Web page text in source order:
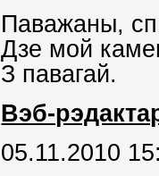
Паважаны,
Дзе мой
З павагай.
Вэб-
05.11.2010